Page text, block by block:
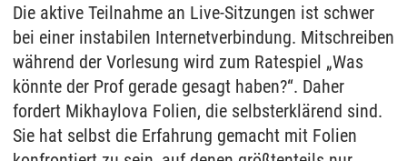
Die aktive Teilnahme an Live-Sitzungen ist schwer
bei einer instabilen Internetverbindung. Mitschreiben
während der Vorlesung wird zum Ratespiel „Was
könnte der Prof gerade gesagt haben?“. Daher
fordert Mikhaylova Folien, die selbsterklärend sind.
Sie hat selbst die Erfahrung gemacht mit Folien